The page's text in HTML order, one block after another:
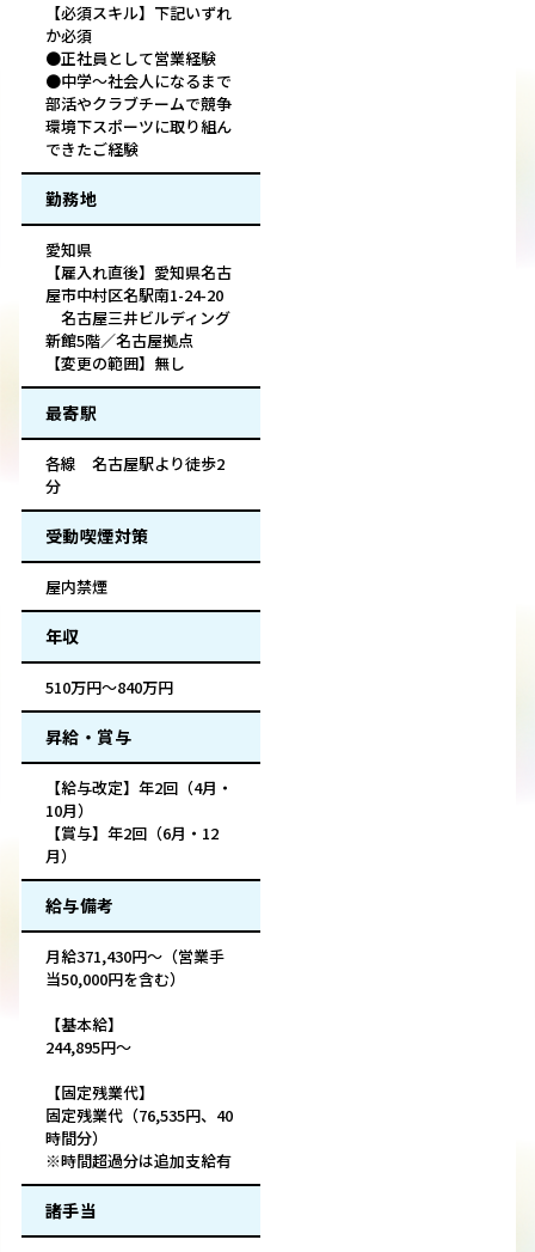
【必須スキル】下記いずれ
か必須
●正社員として営業経験
●中学～社会人になるまで
部活やクラブチームで競争
環境下スポーツに取り組ん
できたご経験
勤務地
愛知県
【雇入れ直後】愛知県名古
屋市中村区名駅南1-24-20
名古屋三井ビルディング
新館5階／名古屋拠点
【変更の範囲】無し
最寄駅
各線 名古屋駅より徒歩2
分
受動喫煙対策
屋内禁煙
年収
510万円～840万円
昇給・賞与
【給与改定】年2回（4月・
10月）
【賞与】年2回（6月・12
月）
給与備考
月給371,430円～（営業手
当50,000円を含む）
【基本給】
244,895円～
【固定残業代】
固定残業代（76,535円、40
時間分）
※時間超過分は追加支給有
諸手当